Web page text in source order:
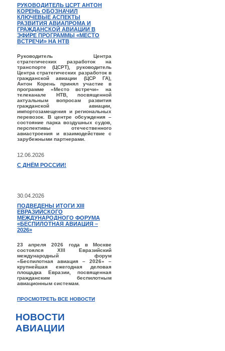
РУКОВОДИТЕЛЬ ЦСРТ АНТОН
КОРЕНЬ ОБОЗНАЧИЛ
КЛЮЧЕВЫЕ АСПЕКТЫ
РАЗВИТИЯ АВИАПРОМА И
ГРАЖДАНСКОЙ АВИАЦИИ В
ЭФИРЕ ПРОГРАММЫ «МЕСТО
ВСТРЕЧИ» НА НТВ
Руководитель Центра
стратегических разработок на
транспорте (ЦСРТ), руководитель
Центра стратегических разработок в
гражданской авиации (ЦСР ГА),
Антон Корень принял участие в
программе «Место встречи» на
телеканале НТВ, посвященной
актуальным вопросам развития
гражданской авиации,
импортозамещения и региональных
перевозок. В центре обсуждения –
состояние парка воздушных судов,
перспективы отечественного
авиастроения и взаимодействие с
зарубежными партнерами.
12.06.2026
С ДНЁМ РОССИИ!
30.04.2026
ПОДВЕДЕНЫ ИТОГИ XIII
ЕВРАЗИЙСКОГО
МЕЖДУНАРОДНОГО ФОРУМА
«БЕСПИЛОТНАЯ АВИАЦИЯ –
2026»
23 апреля 2026 года в Москве
состоялся XIII Евразийский
международный форум
«Беспилотная авиация – 2026» –
крупнейшая ежегодная деловая
площадка Евразии, посвященная
гражданским беспилотным
авиационным системам.
ПРОСМОТРЕТЬ ВСЕ НОВОСТИ
НОВОСТИ
АВИАЦИИ